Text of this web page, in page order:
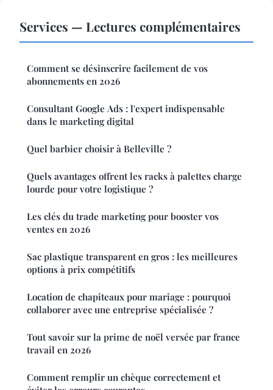
Services — Lectures complémentaires
Comment se désinscrire facilement de vos
abonnements en 2026
Consultant Google Ads : l'expert indispensable
dans le marketing digital
Quel barbier choisir à Belleville ?
Quels avantages offrent les racks à palettes charge
lourde pour votre logistique ?
Les clés du trade marketing pour booster vos
ventes en 2026
Sac plastique transparent en gros : les meilleures
options à prix compétitifs
Location de chapiteaux pour mariage : pourquoi
collaborer avec une entreprise spécialisée ?
Tout savoir sur la prime de noël versée par france
travail en 2026
Comment remplir un chèque correctement et